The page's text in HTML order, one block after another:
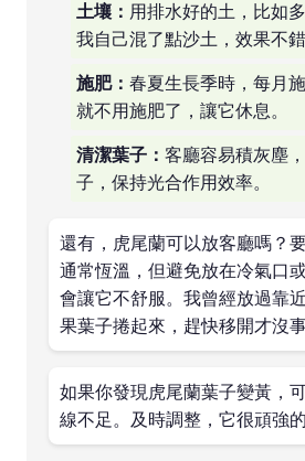
土壤： 用排水好的土，比如
我自己混了點沙土，效果不錯
施肥： 春夏生長季時，每月
就不用施肥了，讓它休息。
清潔葉子： 客廳容易積灰塵
子，保持光合作用效率。
還有，虎尾蘭可以放客廳嗎？
通常恆溫，但避免放在冷氣口
會讓它不舒服。我曾經放過靠
果葉子捲起來，趕快移開才沒事
如果你發現虎尾蘭葉子變黃，
線不足。及時調整，它很頑強